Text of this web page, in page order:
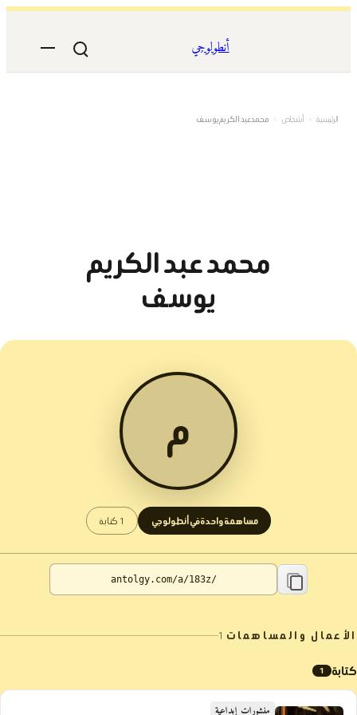
المحتوى
أنطولوجي
الرئيسية › أشخاص › محمد عبد الكريم يوسف
محمد عبد الكريم
يوسف
م
مساهمة واحدة في أنطولوجي 1 كتابة
الأعمال والمساهمات 1
كتابة 1
منشورات إبداعية